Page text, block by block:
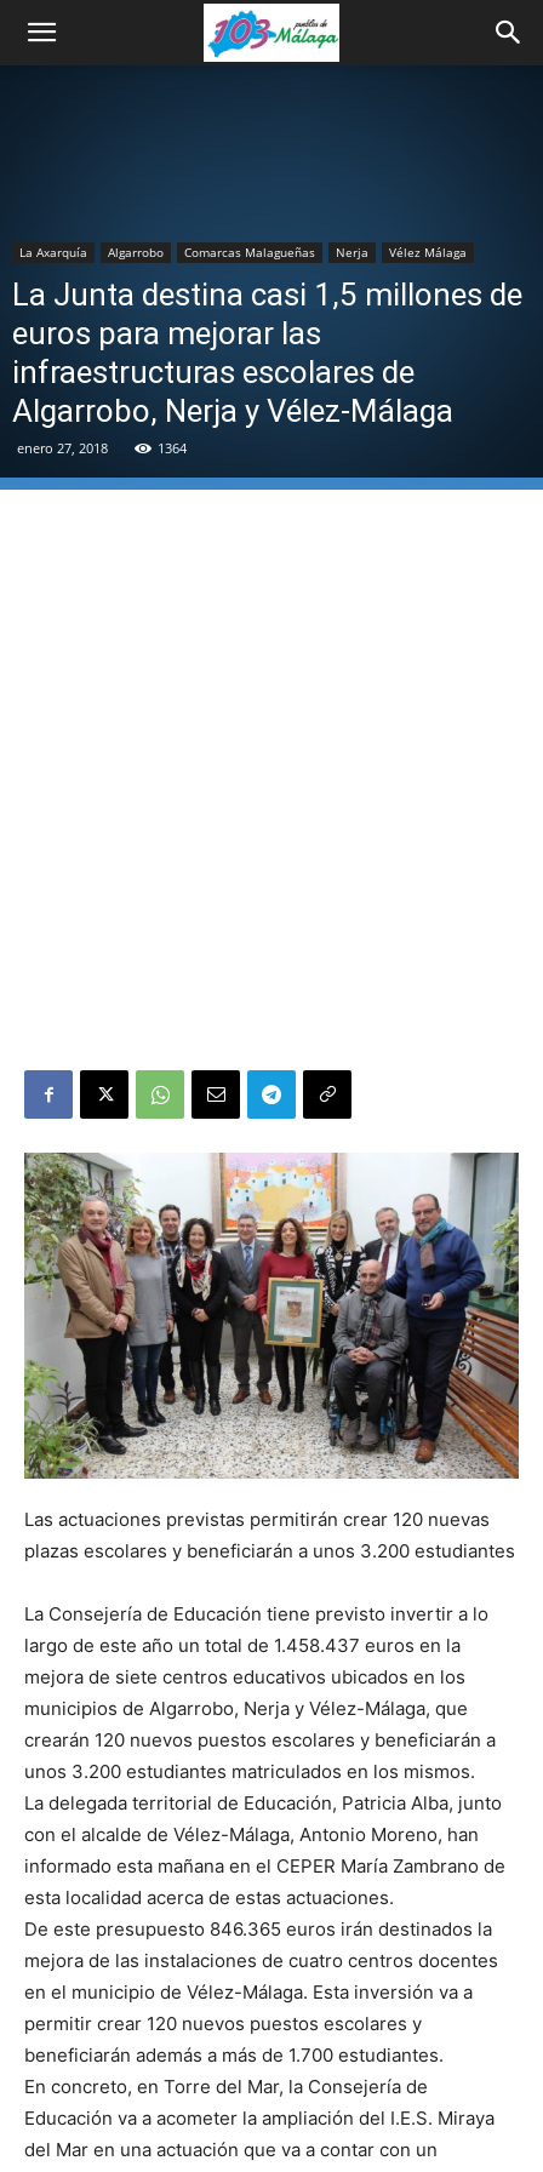
La Axarquía Algarrobo Comarcas Malagueñas Nerja Vélez Málaga
La Junta destina casi 1,5 millones de
euros para mejorar las
infraestructuras escolares de
Algarrobo, Nerja y Vélez-Málaga
enero 27, 2018 1364
Las actuaciones previstas permitirán crear 120 nuevas
plazas escolares y beneficiarán a unos 3.200 estudiantes
La Consejería de Educación tiene previsto invertir a lo
largo de este año un total de 1.458.437 euros en la
mejora de siete centros educativos ubicados en los
municipios de Algarrobo, Nerja y Vélez-Málaga, que
crearán 120 nuevos puestos escolares y beneficiarán a
unos 3.200 estudiantes matriculados en los mismos.
La delegada territorial de Educación, Patricia Alba, junto
con el alcalde de Vélez-Málaga, Antonio Moreno, han
informado esta mañana en el CEPER María Zambrano de
esta localidad acerca de estas actuaciones.
De este presupuesto 846.365 euros irán destinados la
mejora de las instalaciones de cuatro centros docentes
en el municipio de Vélez-Málaga. Esta inversión va a
permitir crear 120 nuevos puestos escolares y
beneficiarán además a más de 1.700 estudiantes.
En concreto, en Torre del Mar, la Consejería de
Educación va a acometer la ampliación del I.E.S. Miraya
del Mar en una actuación que va a contar con un